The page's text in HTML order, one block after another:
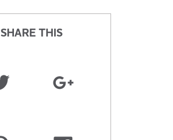
SHARE THIS